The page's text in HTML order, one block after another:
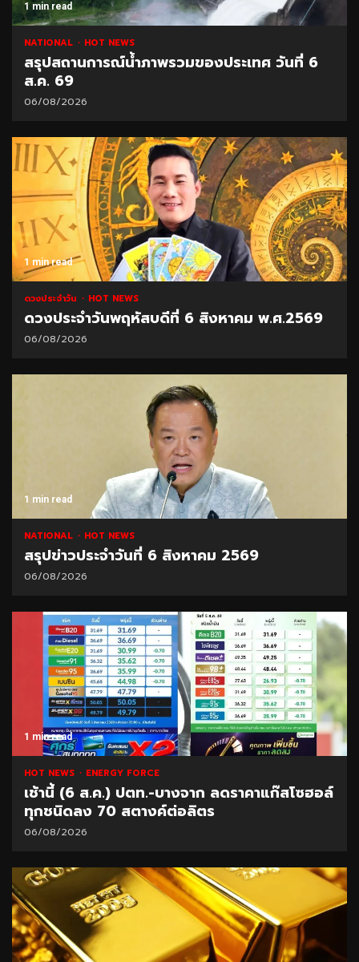
1 min read
NATIONAL HOT NEWS
สรุปสถานการณ์น้ำภาพรวมของประเทศ วันที่ 6
ส.ค. 69
06/08/2026
1 min read
ดวงประจำวัน HOT NEWS
ดวงประจำวันพฤหัสบดีที่ 6 สิงหาคม พ.ศ.2569
06/08/2026
1 min read
NATIONAL HOT NEWS
สรุปข่าวประจำวันที่ 6 สิงหาคม 2569
06/08/2026
1 min read
HOT NEWS ENERGY FORCE
เช้านี้ (6 ส.ค.) ปตท.-บางจาก ลดราคาแก๊สโซฮอล์
ทุกชนิดลง 70 สตางค์ต่อลิตร
06/08/2026